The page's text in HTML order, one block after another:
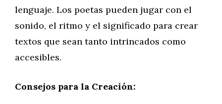
lenguaje. Los poetas pueden jugar con el
sonido, el ritmo y el significado para crear
textos que sean tanto intrincados como
accesibles.
Consejos para la Creación: